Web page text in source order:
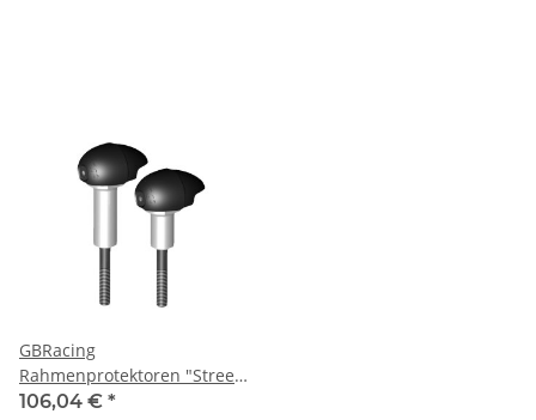
GBRacing
Rahmenprotektoren "Street"
BMW S1000R 17-20
106,04 € *